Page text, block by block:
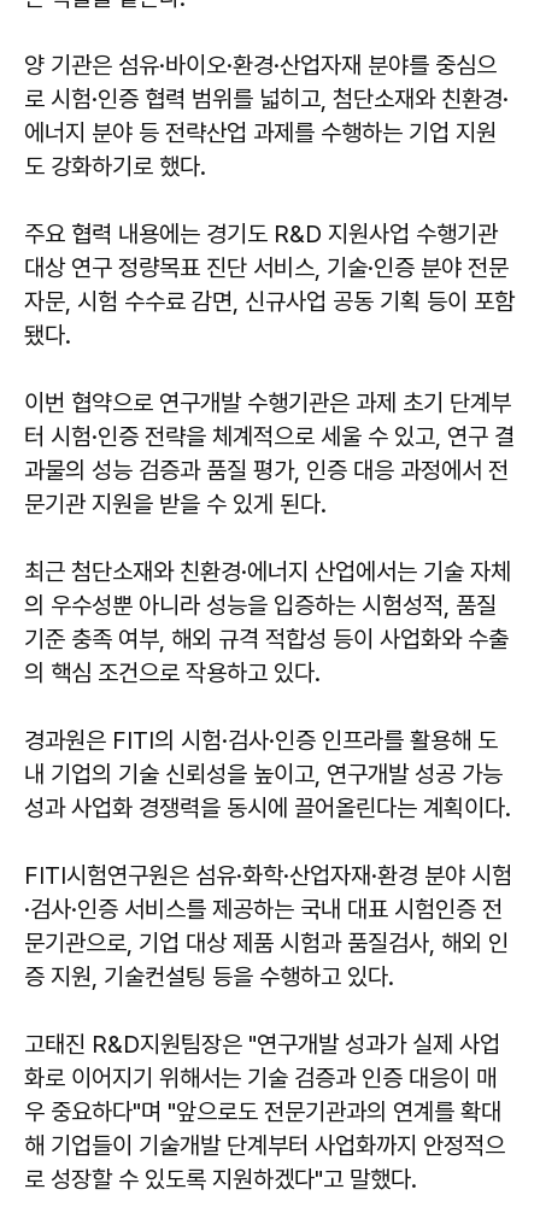
양 기관은 섬유·바이오·환경·산업자재 분야를 중심으
로 시험·인증 협력 범위를 넓히고, 첨단소재와 친환경·
에너지 분야 등 전략산업 과제를 수행하는 기업 지원
도 강화하기로 했다.
주요 협력 내용에는 경기도 R&D 지원사업 수행기관
대상 연구 정량목표 진단 서비스, 기술·인증 분야 전문
자문, 시험 수수료 감면, 신규사업 공동 기획 등이 포함
됐다.
이번 협약으로 연구개발 수행기관은 과제 초기 단계부
터 시험·인증 전략을 체계적으로 세울 수 있고, 연구 결
과물의 성능 검증과 품질 평가, 인증 대응 과정에서 전
문기관 지원을 받을 수 있게 된다.
최근 첨단소재와 친환경·에너지 산업에서는 기술 자체
의 우수성뿐 아니라 성능을 입증하는 시험성적, 품질
기준 충족 여부, 해외 규격 적합성 등이 사업화와 수출
의 핵심 조건으로 작용하고 있다.
경과원은 FITI의 시험·검사·인증 인프라를 활용해 도
내 기업의 기술 신뢰성을 높이고, 연구개발 성공 가능
성과 사업화 경쟁력을 동시에 끌어올린다는 계획이다.
FITI시험연구원은 섬유·화학·산업자재·환경 분야 시험
·검사·인증 서비스를 제공하는 국내 대표 시험인증 전
문기관으로, 기업 대상 제품 시험과 품질검사, 해외 인
증 지원, 기술컨설팅 등을 수행하고 있다.
고태진 R&D지원팀장은 "연구개발 성과가 실제 사업
화로 이어지기 위해서는 기술 검증과 인증 대응이 매
우 중요하다"며 "앞으로도 전문기관과의 연계를 확대
해 기업들이 기술개발 단계부터 사업화까지 안정적으
로 성장할 수 있도록 지원하겠다"고 말했다.